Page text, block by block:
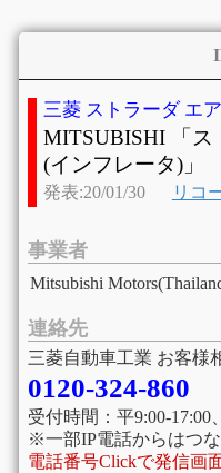
三菱 ストラーダ エ
MITSUBISHI 「ス
(インフレータ)」
発表:20/01/30 リコ
事業者
Mitsubishi
連絡先
三菱自動車工業 お客様
0120-324-860
受付時間：平9:00-17:00
※一部IP電話からはつ
電話番号Clickで発信画